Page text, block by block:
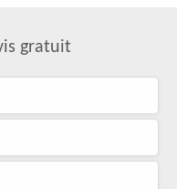
gratuit